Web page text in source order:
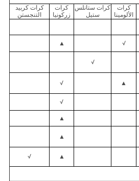
كرات
الألومينا
كرات ستانلس
ستيل
كرات
زركونيا
كرات كربيد
التنجستن
√
▲
√
▲
√
√
▲
▲
▲
√